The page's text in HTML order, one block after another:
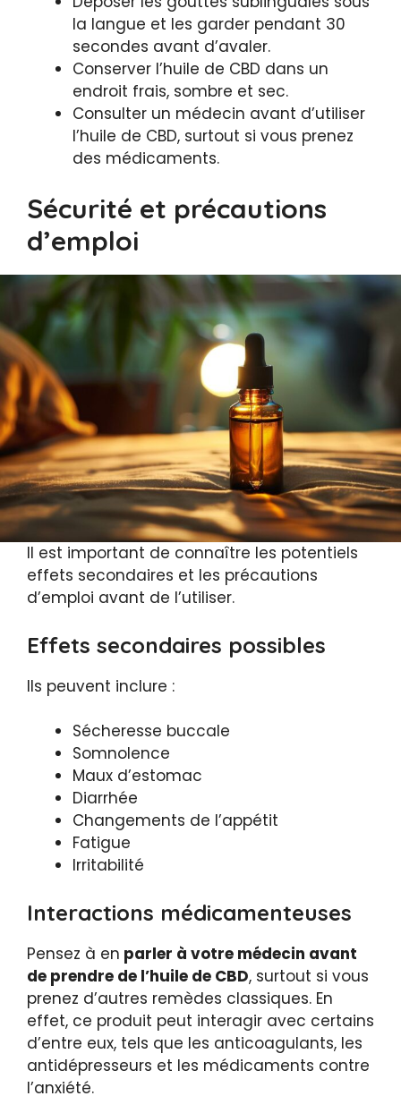
la langue et les garder pendant 30
secondes avant d’avaler.
Conserver l’huile de CBD dans un
endroit frais, sombre et sec.
Consulter un médecin avant d’utiliser
l’huile de CBD, surtout si vous prenez
des médicaments.
Sécurité et précautions
d’emploi
Il est important de connaître les potentiels
effets secondaires et les précautions
d’emploi avant de l’utiliser.
Effets secondaires possibles
Ils peuvent inclure :
Sécheresse buccale
Somnolence
Maux d’estomac
Diarrhée
Changements de l’appétit
Fatigue
Irritabilité
Interactions médicamenteuses
Pensez à en parler à votre médecin avant
de prendre de l’huile de CBD, surtout si vous
prenez d’autres remèdes classiques. En
effet, ce produit peut interagir avec certains
d’entre eux, tels que les anticoagulants, les
antidépresseurs et les médicaments contre
l’anxiété.